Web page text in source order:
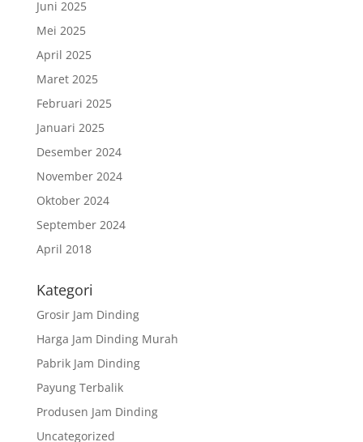
Juni 2025
Mei 2025
April 2025
Maret 2025
Februari 2025
Januari 2025
Desember 2024
November 2024
Oktober 2024
September 2024
April 2018
Kategori
Grosir Jam Dinding
Harga Jam Dinding Murah
Pabrik Jam Dinding
Payung Terbalik
Produsen Jam Dinding
Uncategorized